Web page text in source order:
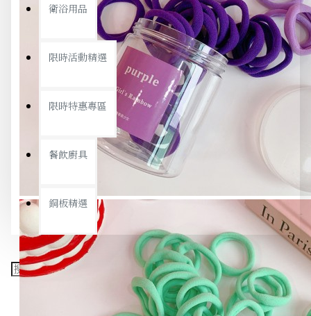
衛浴用品
限時活動精選
限時特惠專區
餐飲廚具
銅板精選